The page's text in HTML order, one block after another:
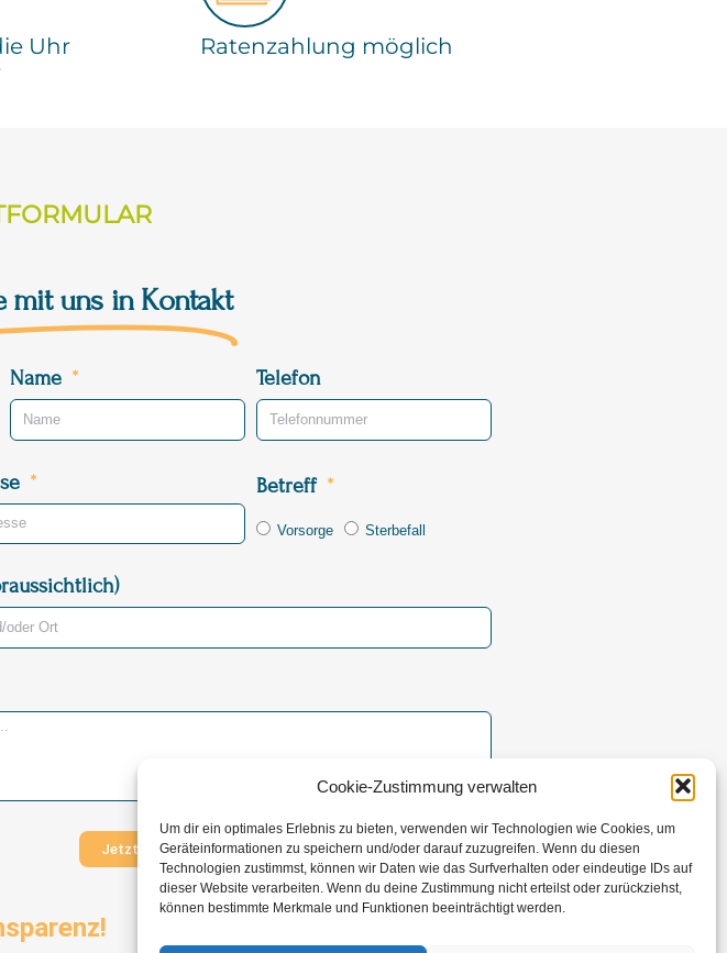
Cookie-Zustimmung verwalten
Um dir ein optimales Erlebnis zu bieten, verwenden wir Technologien wie Cookies, um
Geräteinformationen zu speichern und/oder darauf zuzugreifen. Wenn du diesen
Technologien zustimmst, können wir Daten wie das Surfverhalten oder eindeutige IDs auf
dieser Website verarbeiten. Wenn du deine Zustimmung nicht erteilst oder zurückziehst,
können bestimmte Merkmale und Funktionen beeinträchtigt werden.
Uhr
Ratenzahlung möglich
mit uns in Kontakt
Name Telefon
Betreff
Vorsorge Sterbefall
Jetzt Nachricht versenden